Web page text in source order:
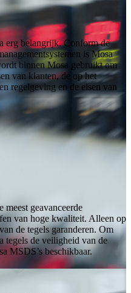
erg belangrijk. Conform de
is Mosa
binnen Mosa gebruikt om
van klanten, de op het
regelgeving en de eisen van
meest geavanceerde
van hoge kwaliteit. Alleen op
de tegels garanderen. Om
tegels de veiligheid van de
MSDS’s beschikbaar.